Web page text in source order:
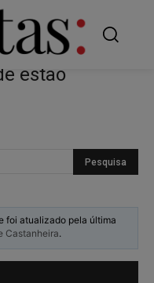
estão
foi atualizado pela última
Castanheira.